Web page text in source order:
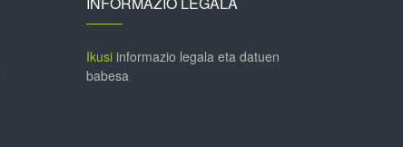
Ikusiinformazio legala eta datuen
babesa